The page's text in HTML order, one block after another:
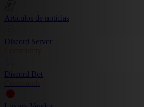
Artículos de noticias
Discord Server
Community
Discord Bot